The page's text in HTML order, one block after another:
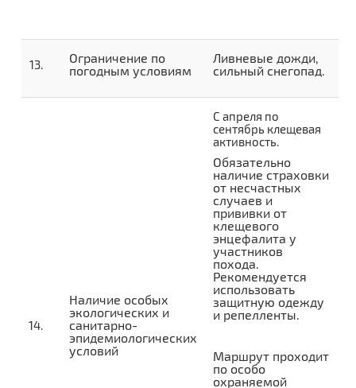
Ограничение по
погодным условиям
Ливневые дожди,
сильный снегопад.
Наличие особых
экологических и
санитарно-
эпидемиологических
условий
С апреля по
сентябрь клещевая
активность.
Обязательно
наличие страховки
от несчастных
случаев и
прививки от
клещевого
энцефалита у
участников
похода.
Рекомендуется
использовать
защитную одежду
и репелленты.
Маршрут проходит
по особо
охраняемой